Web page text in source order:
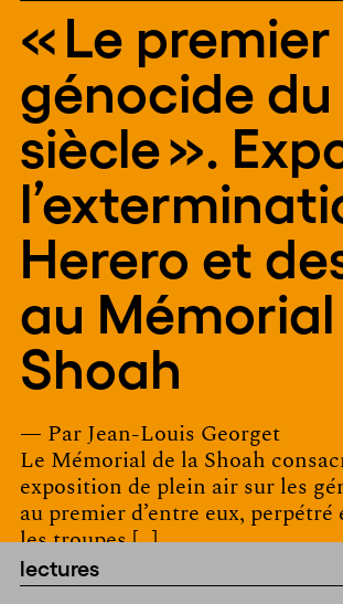
« Le premier
génocide du
siècle ».
Herero et
au
Shoah
— Par Jean-Louis Georget
Le Mémorial de la Shoah
exposition de plein air sur les
au premier d’entre eux, perpétré
les troupes […]
lectures